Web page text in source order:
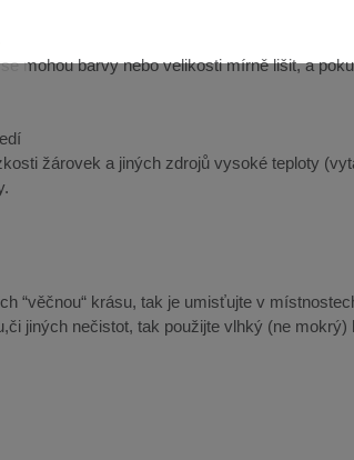
mohou barvy nebo velikosti mírně lišit, a
žárovek a jiných zdrojů vysoké teploty
“věčnou“ krásu, tak je umisťujte v
jiných nečistot, tak použijte vlhký (ne